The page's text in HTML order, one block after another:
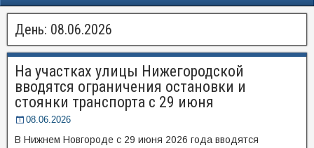
День: 08.06.2026
На участках улицы Нижегородской
вводятся ограничения остановки и
стоянки транспорта с 29 июня
08.06.2026
В Нижнем Новгороде с 29 июня 2026 года вводятся